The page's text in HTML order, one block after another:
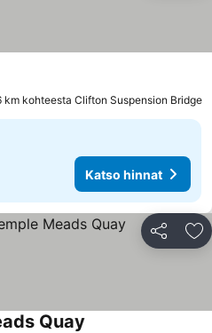
km kohteesta Clifton Suspension Bridge
Katso hinnat
Jaa
Quay